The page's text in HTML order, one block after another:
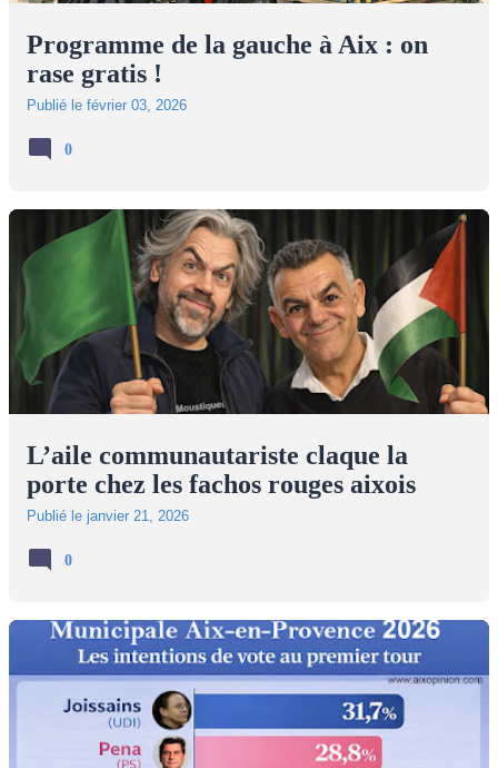
Programme de la gauche à Aix : on
rase gratis !
Publié le février 03, 2026
0
L’aile communautariste claque la
porte chez les fachos rouges aixois
Publié le janvier 21, 2026
0